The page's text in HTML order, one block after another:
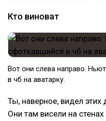
Кто виноват
Вот они слева направо:
в чб на аватарку.
Ты, наверное, видел этих
Они там висели на